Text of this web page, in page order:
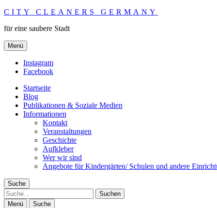
CITY CLEANERS GERMANY
für eine saubere Stadt
Menü
Instagram
Facebook
Startseite
Blog
Publikationen & Soziale Medien
Informationen
Kontakt
Veranstaltungen
Geschichte
Aufkleber
Wer wir sind
Angebote für Kindergärten/ Schulen und andere
Suche
Suche
Menü Suche